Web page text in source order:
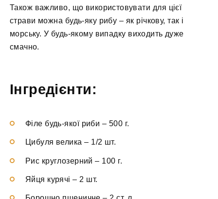
Також важливо, що використовувати для цієї
страви можна будь-яку рибу – як річкову, так і
морську. У будь-якому випадку виходить дуже
смачно.
Інгредієнти:
Філе будь-якої риби – 500 г.
Цибуля велика – 1/2 шт.
Рис круглозерний – 100 г.
Яйця курячі – 2 шт.